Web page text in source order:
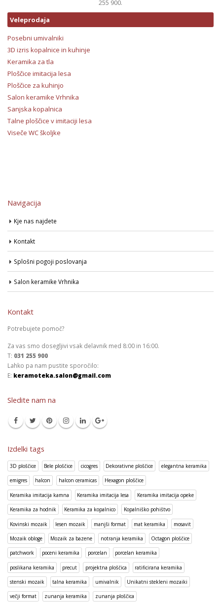
255 900.
Veleprodaja
Posebni umivalniki
3D izris kopalnice in kuhinje
Keramika za tla
Ploščice imitacija lesa
Ploščice za kuhinjo
Salon keramike Vrhnika
Sanjska kopalnica
Talne ploščice v imitaciji lesa
Viseče WC školjke
Navigacija
Kje nas najdete
Kontakt
Splošni pogoji poslovanja
Salon keramike Vrhnika
Kontakt
Potrebujete pomoč?
Za vas smo dosegljivi vsak delavnik med 8:00 in 16:00.
T: 031 255 900
Lahko pa nam pustite sporočilo:
E: keramoteka.salon@gmail.com
Sledite nam na
Izdelki tags
3D ploščice Bele ploščice cicogres Dekorativne ploščice elegantna keramika
emigres halcon halcon ceramicas Hexagon ploščice
Keramika imitacija kamna Keramika imitacija lesa Keramika imitacija opeke
Keramika za hodnik Keramika za kopalnico Kopalniško pohištvo
Kovinski mozaik lesen mozaik manjši format mat keramika mosavit
Mozaik obloge Mozaik za bazene notranja keramika Octagon ploščice
patchwork poceni keramika porcelan porcelan keramika
poslikana keramika precut projektna ploščica ratificirana keramika
stenski mozaik talna keramika umivalnik Unikatni stekleni mozaiki
večji format zunanja keramika zunanja ploščica